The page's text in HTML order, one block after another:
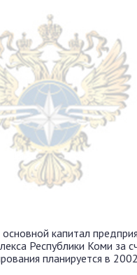
капитал
Республики Коми за
планируется в